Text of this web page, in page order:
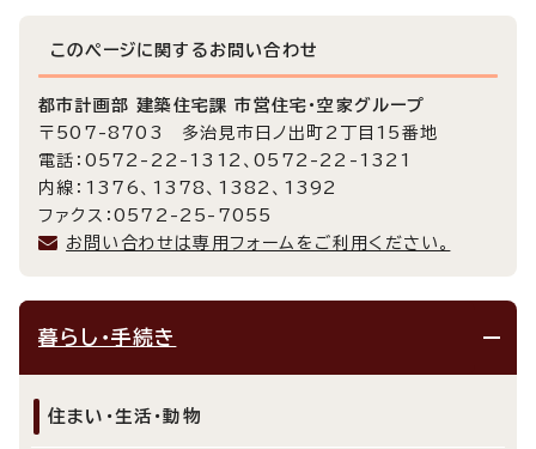
このページに関する お問い合わせ
都市計画部 建築住宅課 市営住宅・空家グループ
〒507-8703 多治見市日ノ出町2丁目15番地
電話：0572-22-1312、0572-22-1321
内線：1376、1378、1382、1392
ファクス：0572-25-7055
お問い合わせは専用フォームをご利用ください。
暮らし・手続き
住まい・生活・動物